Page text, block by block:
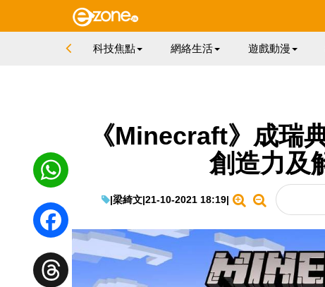
科技焦點 網絡生活 遊戲動漫
《Minecraft》成瑞
創造力及
|梁綺文|21-10-2021 18:19|
WhatsApp
Facebook